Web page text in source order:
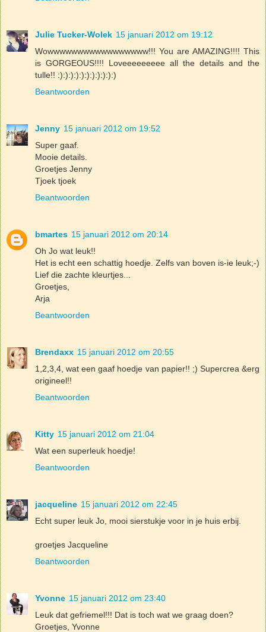
Julie Tucker-Wolek 15 januari 2012 om 19:12
Wowwwwwwwwwwwwwwwww!!! You are AMAZING!!!! This
is GORGEOUS!!!! Loveeeeeeeee all the details and the
tulle!! :):):):):):):):):):):)
Beantwoorden
Jenny 15 januari 2012 om 19:52
Super gaaf.
Mooie details.
Groetjes Jenny
Tjoek tjoek
Beantwoorden
bmartes 15 januari 2012 om 20:14
Oh Jo wat leuk!!
Het is echt een schattig hoedje. Zelfs van boven is-ie leuk;-)
Lief die zachte kleurtjes...
Groetjes,
Arja
Beantwoorden
Brendaxx 15 januari 2012 om 20:55
1,2,3,4, wat een gaaf hoedje van papier!! ;) Supercrea &erg
origineel!!
Beantwoorden
Kitty 15 januari 2012 om 21:04
Wat een superleuk hoedje!
Beantwoorden
jacqueline 15 januari 2012 om 22:45
Echt super leuk Jo, mooi sierstukje voor in je huis erbij.
groetjes Jacqueline
Beantwoorden
Yvonne 15 januari 2012 om 23:40
Leuk dat gefriemel!!! Dat is toch wat we graag doen?
Groetjes, Yvonne